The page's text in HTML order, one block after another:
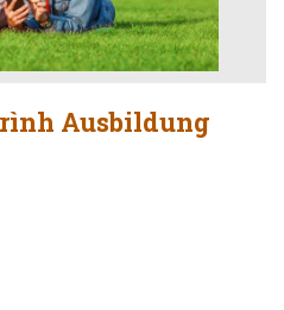
Ausbildung